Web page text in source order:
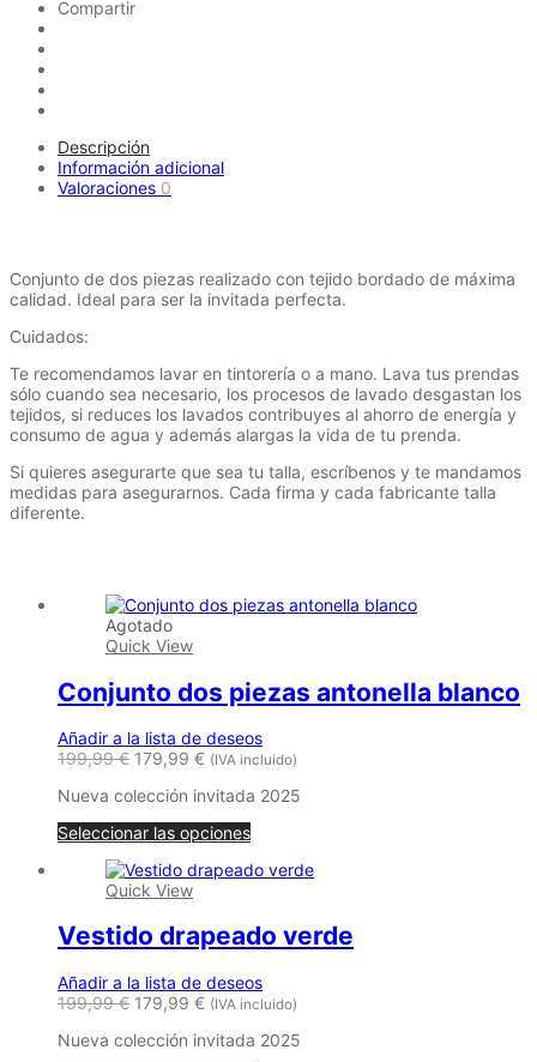
Compartir
Descripción
Información adicional
Valoraciones 0
Conjunto de dos piezas realizado con tejido bordado de máxima
calidad. Ideal para ser la invitada perfecta.
Cuidados:
Te recomendamos lavar en tintorería o a mano. Lava tus prendas
sólo cuando sea necesario, los procesos de lavado desgastan los
tejidos, si reduces los lavados contribuyes al ahorro de energía y
consumo de agua y además alargas la vida de tu prenda.
Si quieres asegurarte que sea tu talla, escríbenos y te mandamos
medidas para asegurarnos. Cada firma y cada fabricante talla
diferente.
Agotado
Quick View
Conjunto dos piezas antonella blanco
Añadir a la lista de deseos
199,99€ 179,99 € (IVA incluido)
Nueva colección invitada 2025
Seleccionar las opcionesEste
tiene
Las
opciones
pueden
elegir
en
Quick View
Vestido drapeado verde
Añadir a la lista de deseos
199,99€ 179,99 € (IVA incluido)
Nueva colección invitada 2025